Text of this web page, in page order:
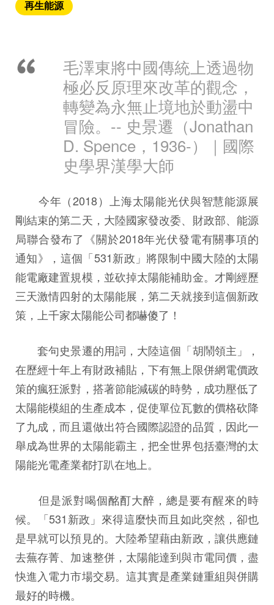
再生能源
毛澤東將中國傳統上透過物
極必反原理來改革的觀念，
轉變為永無止境地於動盪中
冒險。-- 史景遷（Jonathan
D. Spence，1936-）｜國際
史學界漢學大師
今年（2018）上海太陽能光伏與智慧能源展
剛結束的第二天，大陸國家發改委、財政部、能源
局聯合發布了《關於2018年光伏發電有關事項的
通知》，這個「531新政」將限制中國大陸的太陽
能電廠建置規模，並砍掉太陽能補助金。才剛經歷
三天激情四射的太陽能展，第二天就接到這個新政
策，上千家太陽能公司都嚇傻了！
套句史景遷的用詞，大陸這個「胡鬧領主」，
在歷經十年上有財政補貼，下有無上限併網電價政
策的瘋狂派對，搭著節能減碳的時勢，成功壓低了
太陽能模組的生產成本，促使單位瓦數的價格砍降
了九成，而且還做出符合國際認證的品質，因此一
舉成為世界的太陽能霸主，把全世界包括臺灣的太
陽能光電產業都打趴在地上。
但是派對喝個酩酊大醉，總是要有醒來的時
候。「531新政」來得這麼快而且如此突然，卻也
是早就可以預見的。大陸希望藉由新政，讓供應鏈
去蕪存菁、加速整併，太陽能達到與市電同價，盡
快進入電力市場交易。這其實是產業鏈重組與併購
最好的時機。